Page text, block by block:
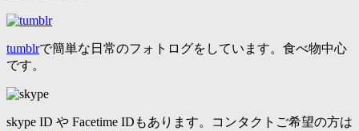
tumblrで簡単な日常のフォトログをしています。食べ物中心
です。
skype ID や Facetime IDもあります。コンタクトご希望の方は